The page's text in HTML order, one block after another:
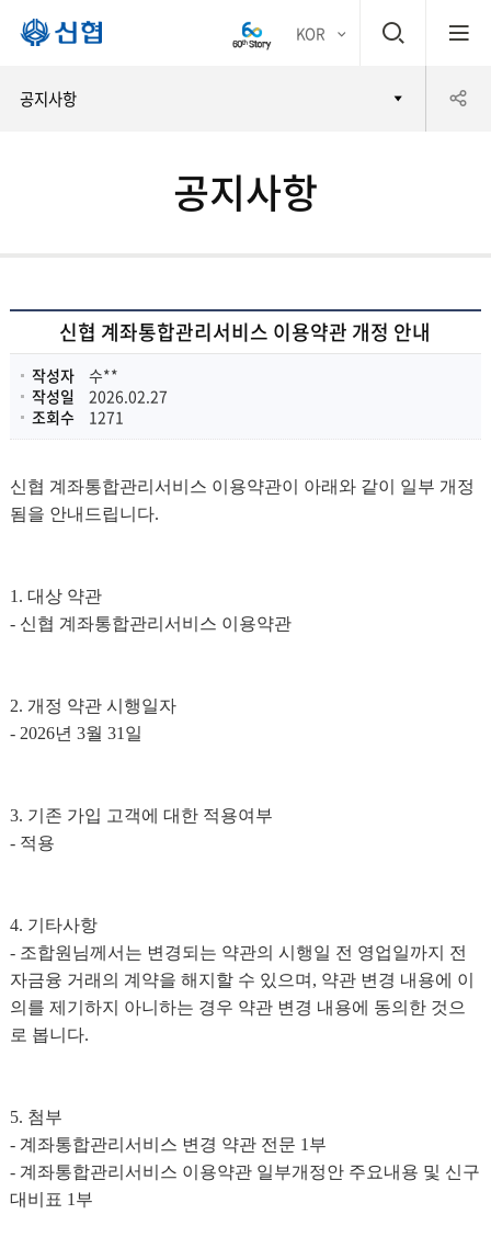
평생
어부
KOR
검
공지사항
공지사항
신협 계좌통합관리서비스 이용약관 개정 안내
작성자
수**
작성일
2026.02.27
조회수
1271
신협 계좌통합관리서비스 이용약관이 아래와 같이 일부 개정
됨을 안내드립니다.
1. 대상 약관
- 신협 계좌통합관리서비스 이용약관
2. 개정 약관 시행일자
- 2026년 3월 31일
3. 기존 가입 고객에 대한 적용여부
- 적용
4. 기타사항
- 조합원님께서는 변경되는 약관의 시행일 전 영업일까지 전
자금융 거래의 계약을 해지할 수 있으며, 약관 변경 내용에 이
의를 제기하지 아니하는 경우 약관 변경 내용에 동의한 것으
로 봅니다.
5. 첨부
- 계좌통합관리서비스 변경 약관 전문 1부
- 계좌통합관리서비스 이용약관 일부개정안 주요내용 및 신구
대비표 1부